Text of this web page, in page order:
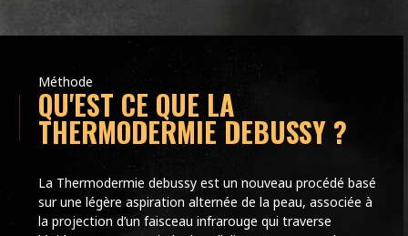
Méthode
QU'EST CE QUE LA
THERMODERMIE DEBUSSY ?
La Thermodermie debussy est un nouveau procédé basé
sur une légère aspiration alternée de la peau, associée à
la projection d’un faisceau infrarouge qui traverse